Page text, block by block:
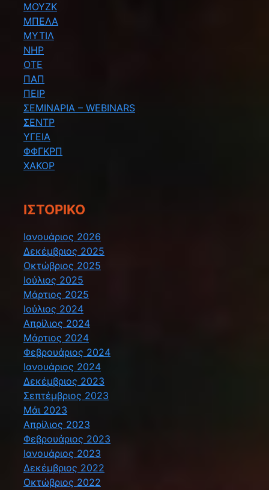
ΜΟΥΖΚ
ΜΠΕΛΑ
ΜΥΤΙΛ
ΝΗΡ
ΟΤΕ
ΠΑΠ
ΠΕΙΡ
ΣΕΜΙΝΑΡΙΑ – WEBINARS
ΣΕΝΤΡ
ΥΓΕΙΑ
ΦΦΓΚΡΠ
ΧΑΚΟΡ
ΙΣΤΟΡΙΚΌ
Ιανουάριος 2026
Δεκέμβριος 2025
Οκτώβριος 2025
Ιούλιος 2025
Μάρτιος 2025
Ιούλιος 2024
Απρίλιος 2024
Μάρτιος 2024
Φεβρουάριος 2024
Ιανουάριος 2024
Δεκέμβριος 2023
Σεπτέμβριος 2023
Μάι 2023
Απρίλιος 2023
Φεβρουάριος 2023
Ιανουάριος 2023
Δεκέμβριος 2022
Οκτώβριος 2022